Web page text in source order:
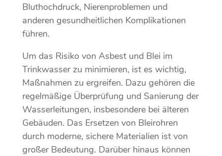
Bluthochdruck, Nierenproblemen und
anderen gesundheitlichen Komplikationen
führen.
Um das Risiko von Asbest und Blei im
Trinkwasser zu minimieren, ist es wichtig,
Maßnahmen zu ergreifen. Dazu gehören die
regelmäßige Überprüfung und Sanierung der
Wasserleitungen, insbesondere bei älteren
Gebäuden. Das Ersetzen von Bleirohren
durch moderne, sichere Materialien ist von
großer Bedeutung. Darüber hinaus können